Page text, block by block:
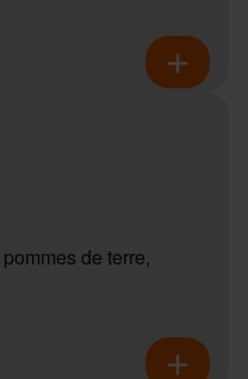
de terre,